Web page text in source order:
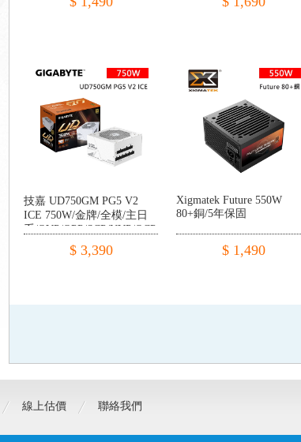
技嘉 UD750GM PG5 V2
ICE 750W/金牌/全模/主日
系/OVP/OPP/SCP/UVP/OCP/OTP/10
$ 3,390
Xigmatek Future 550W
80+銅/5年保固
$ 1,490
線上估價 聯絡我們